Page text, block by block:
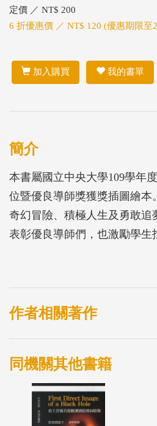
定價 ／ NT$ 200
6 折優惠價 ／ NT$ 120 (優惠期限至
加入購買 我的書單
簡介
本書屬國立中央大學109學年
位暨優良導師獎獲獎插圖繪本
奇幻冒險、積極人生及勇敢追
表彰優良導師們，也激勵學生
作者相關著作
同機關其他書籍